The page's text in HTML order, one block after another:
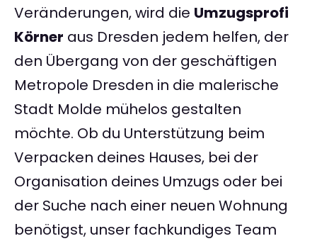
Veränderungen, wird die Umzugsprofi
Körner aus Dresden jedem helfen, der
den Übergang von der geschäftigen
Metropole Dresden in die malerische
Stadt Molde mühelos gestalten
möchte. Ob du Unterstützung beim
Verpacken deines Hauses, bei der
Organisation deines Umzugs oder bei
der Suche nach einer neuen Wohnung
benötigst, unser fachkundiges Team